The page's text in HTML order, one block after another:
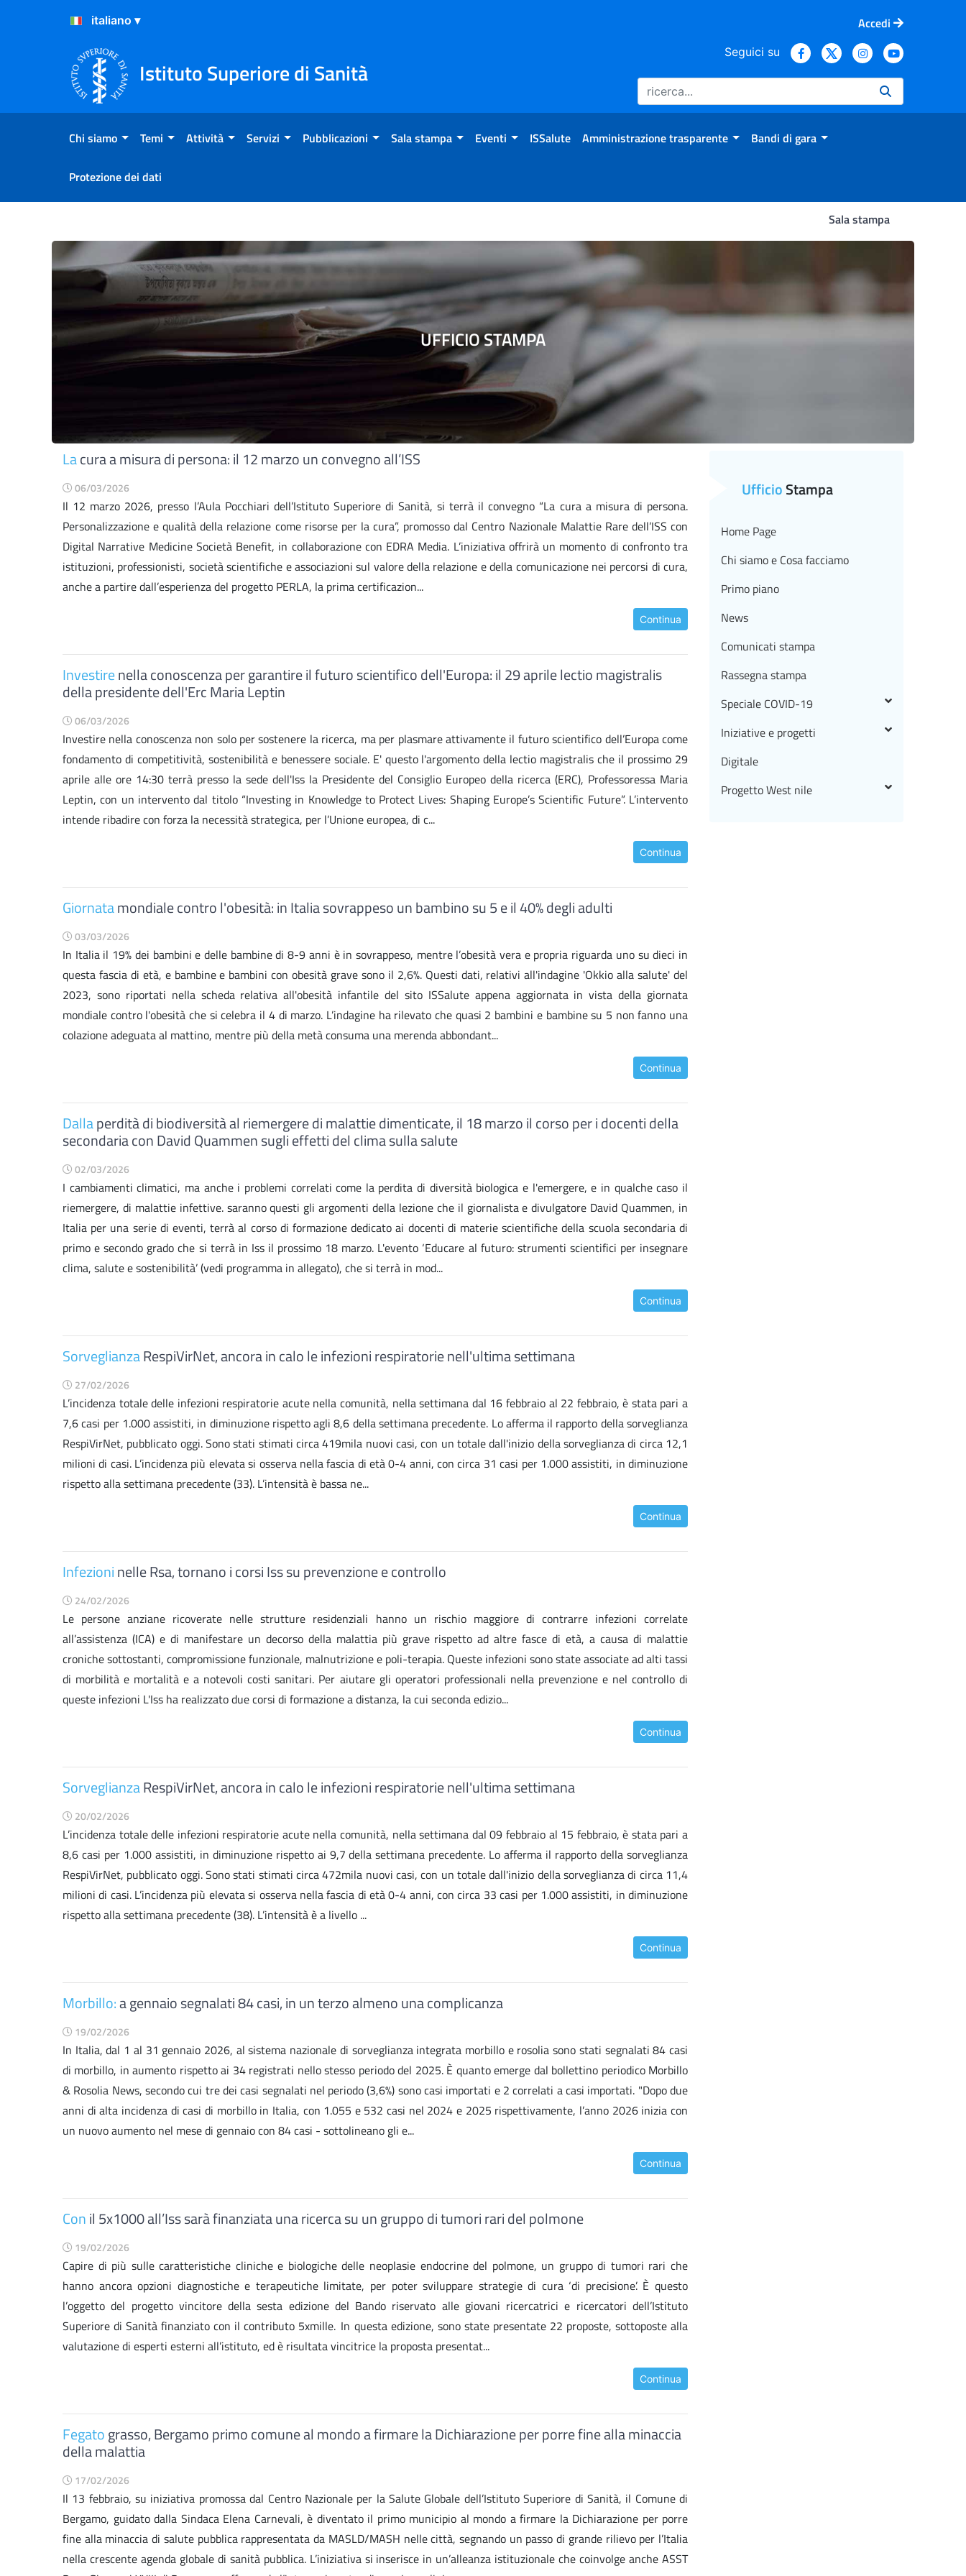
Salta al Contenuto
Salta al Footer
Accedi
Istituto Superiore di Sanità
Seguici su
Chi siamo Temi Attività Servizi Pubblicazioni Sala stampa Eventi ISSalute Amministrazione trasparente Bandi di gara
Protezione dei dati
Sala stampa
Atterraggio
UFFICIO STAMPA
Lacura a misura di persona: il 12 marzo un convegno all’ISS
06/03/2026
Il 12 marzo 2026, presso l’Aula Pocchiari dell’Istituto Superiore di Sanità, si terrà il convegno “La cura a misura di persona.
Personalizzazione e qualità della relazione come risorse per la cura”, promosso dal Centro Nazionale Malattie Rare dell’ISS con
Digital Narrative Medicine Società Benefit, in collaborazione con EDRA Media. L’iniziativa offrirà un momento di confronto tra
istituzioni, professionisti, società scientifiche e associazioni sul valore della relazione e della comunicazione nei percorsi di cura,
anche a partire dall’esperienza del progetto PERLA, la prima certificazion...
Continua
Investirenella conoscenza per garantire il futuro scientifico dell'Europa: il 29 aprile lectio magistralis
della presidente dell'Erc Maria Leptin
06/03/2026
Investire nella conoscenza non solo per sostenere la ricerca, ma per plasmare attivamente il futuro scientifico dell’Europa come
fondamento di competitività, sostenibilità e benessere sociale. E' questo l'argomento della lectio magistralis che il prossimo 29
aprile alle ore 14:30 terrà presso la sede dell'Iss la Presidente del Consiglio Europeo della ricerca (ERC), Professoressa Maria
Leptin, con un intervento dal titolo “Investing in Knowledge to Protect Lives: Shaping Europe’s Scientific Future”. L’intervento
intende ribadire con forza la necessità strategica, per l’Unione europea, di c...
Continua
Giornatamondiale contro l'obesità: in Italia sovrappeso un bambino su 5 e il 40% degli adulti
03/03/2026
In Italia il 19% dei bambini e delle bambine di 8-9 anni è in sovrappeso, mentre l’obesità vera e propria riguarda uno su dieci in
questa fascia di età, e bambine e bambini con obesità grave sono il 2,6%. Questi dati, relativi all'indagine 'Okkio alla salute' del
2023, sono riportati nella scheda relativa all'obesità infantile del sito ISSalute appena aggiornata in vista della giornata
mondiale contro l'obesità che si celebra il 4 di marzo. L’indagine ha rilevato che quasi 2 bambini e bambine su 5 non fanno una
colazione adeguata al mattino, mentre più della metà consuma una merenda abbondant...
Continua
Dallaperdità di biodiversità al riemergere di malattie dimenticate, il 18 marzo il corso per i docenti della
secondaria con David Quammen sugli effetti del clima sulla salute
02/03/2026
I cambiamenti climatici, ma anche i problemi correlati come la perdita di diversità biologica e l'emergere, e in qualche caso il
riemergere, di malattie infettive. saranno questi gli argomenti della lezione che il giornalista e divulgatore David Quammen, in
Italia per una serie di eventi, terrà al corso di formazione dedicato ai docenti di materie scientifiche della scuola secondaria di
primo e secondo grado che si terrà in Iss il prossimo 18 marzo. L'evento ‘Educare al futuro: strumenti scientifici per insegnare
clima, salute e sostenibilità’ (vedi programma in allegato), che si terrà in mod...
Continua
SorveglianzaRespiVirNet, ancora in calo le infezioni respiratorie nell'ultima settimana
27/02/2026
L’incidenza totale delle infezioni respiratorie acute nella comunità, nella settimana dal 16 febbraio al 22 febbraio, è stata pari a
7,6 casi per 1.000 assistiti, in diminuzione rispetto agli 8,6 della settimana precedente. Lo afferma il rapporto della sorveglianza
RespiVirNet, pubblicato oggi. Sono stati stimati circa 419mila nuovi casi, con un totale dall'inizio della sorveglianza di circa 12,1
milioni di casi. L’incidenza più elevata si osserva nella fascia di età 0-4 anni, con circa 31 casi per 1.000 assistiti, in diminuzione
rispetto alla settimana precedente (33). L’intensità è bassa ne...
Continua
Infezioninelle Rsa, tornano i corsi Iss su prevenzione e controllo
24/02/2026
Le persone anziane ricoverate nelle strutture residenziali hanno un rischio maggiore di contrarre infezioni correlate
all’assistenza (ICA) e di manifestare un decorso della malattia più grave rispetto ad altre fasce di età, a causa di malattie
croniche sottostanti, compromissione funzionale, malnutrizione e poli-terapia. Queste infezioni sono state associate ad alti tassi
di morbilità e mortalità e a notevoli costi sanitari. Per aiutare gli operatori professionali nella prevenzione e nel controllo di
queste infezioni L'Iss ha realizzato due corsi di formazione a distanza, la cui seconda edizio...
Continua
SorveglianzaRespiVirNet, ancora in calo le infezioni respiratorie nell'ultima settimana
20/02/2026
L’incidenza totale delle infezioni respiratorie acute nella comunità, nella settimana dal 09 febbraio al 15 febbraio, è stata pari a
8,6 casi per 1.000 assistiti, in diminuzione rispetto ai 9,7 della settimana precedente. Lo afferma il rapporto della sorveglianza
RespiVirNet, pubblicato oggi. Sono stati stimati circa 472mila nuovi casi, con un totale dall'inizio della sorveglianza di circa 11,4
milioni di casi. L’incidenza più elevata si osserva nella fascia di età 0-4 anni, con circa 33 casi per 1.000 assistiti, in diminuzione
rispetto alla settimana precedente (38). L’intensità è a livello ...
Continua
Morbillo:a gennaio segnalati 84 casi, in un terzo almeno una complicanza
19/02/2026
In Italia, dal 1 al 31 gennaio 2026, al sistema nazionale di sorveglianza integrata morbillo e rosolia sono stati segnalati 84 casi
di morbillo, in aumento rispetto ai 34 registrati nello stesso periodo del 2025. È quanto emerge dal bollettino periodico Morbillo
& Rosolia News, secondo cui tre dei casi segnalati nel periodo (3,6%) sono casi importati e 2 correlati a casi importati. "Dopo due
anni di alta incidenza di casi di morbillo in Italia, con 1.055 e 532 casi nel 2024 e 2025 rispettivamente, l’anno 2026 inizia con
un nuovo aumento nel mese di gennaio con 84 casi - sottolineano gli e...
Continua
Conil 5x1000 all’Iss sarà finanziata una ricerca su un gruppo di tumori rari del polmone
19/02/2026
Capire di più sulle caratteristiche cliniche e biologiche delle neoplasie endocrine del polmone, un gruppo di tumori rari che
hanno ancora opzioni diagnostiche e terapeutiche limitate, per poter sviluppare strategie di cura ‘di precisione’. È questo
l’oggetto del progetto vincitore della sesta edizione del Bando riservato alle giovani ricercatrici e ricercatori dell’Istituto
Superiore di Sanità finanziato con il contributo 5xmille. In questa edizione, sono state presentate 22 proposte, sottoposte alla
valutazione di esperti esterni all’istituto, ed è risultata vincitrice la proposta presentat...
Continua
Fegatograsso, Bergamo primo comune al mondo a firmare la Dichiarazione per porre fine alla minaccia
della malattia
17/02/2026
Il 13 febbraio, su iniziativa promossa dal Centro Nazionale per la Salute Globale dell’Istituto Superiore di Sanità, il Comune di
Bergamo, guidato dalla Sindaca Elena Carnevali, è diventato il primo municipio al mondo a firmare la Dichiarazione per porre
fine alla minaccia di salute pubblica rappresentata da MASLD/MASH nelle città, segnando un passo di grande rilievo per l’Italia
nella crescente agenda globale di sanità pubblica. L’iniziativa si inserisce in un’alleanza istituzionale che coinvolge anche ASST
UfficioStampa
Home Page
Chi siamo e Cosa facciamo
Primo piano
News
Comunicati stampa
Rassegna stampa
Speciale COVID-19
Iniziative e progetti
Digitale
Progetto West nile